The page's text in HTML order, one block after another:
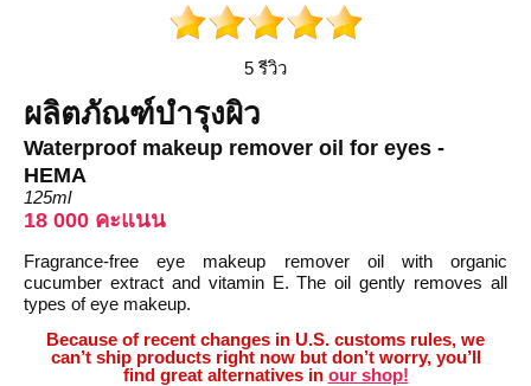
5 รีวิว
ผลิตภัณฑ์บำรุงผิว
Waterproof makeup remover oil for eyes -
HEMA
125ml
18 000 คะแนน
Fragrance-free eye makeup remover oil with organic
cucumber extract and vitamin E. The oil gently removes all
types of eye makeup.
Because of recent changes in U.S. customs rules, we
can’t ship products right now but don’t worry, you’ll
find great alternatives in our shop!